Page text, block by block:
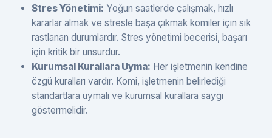
Stres Yönetimi: Yoğun saatlerde çalışmak, hızlı
kararlar almak ve stresle başa çıkmak komiler için sık
rastlanan durumlardır. Stres yönetimi becerisi, başarı
için kritik bir unsurdur.
Kurumsal Kurallara Uyma: Her işletmenin kendine
özgü kuralları vardır. Komi, işletmenin belirlediği
standartlara uymalı ve kurumsal kurallara saygı
göstermelidir.